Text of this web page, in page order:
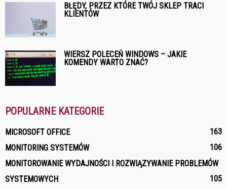
BŁĘDY, PRZEZ KTÓRE TWÓJ SKLEP TRACI
KLIENTÓW
WIERSZ POLECEŃ WINDOWS – JAKIE
KOMENDY WARTO ZNAĆ?
POPULARNE KATEGORIE
MICROSOFT OFFICE
163
MONITORING SYSTEMÓW
106
MONITOROWANIE WYDAJNOŚCI I ROZWIĄZYWANIE PROBLEMÓW
SYSTEMOWYCH
105